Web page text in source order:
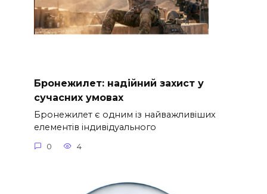
Бронежилет: надійний захист у
сучасних умовах
Бронежилет є одним із найважливіших
елементів індивідуального
0 4